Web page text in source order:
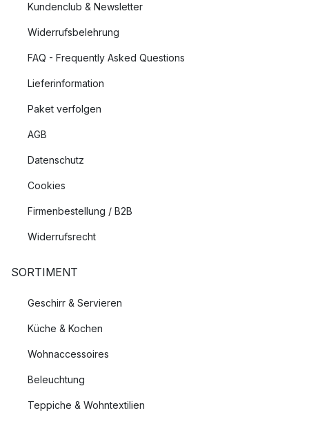
Kundenclub & Newsletter
Widerrufsbelehrung
FAQ - Frequently Asked Questions
Lieferinformation
Paket verfolgen
AGB
Datenschutz
Cookies
Firmenbestellung / B2B
Widerrufsrecht
SORTIMENT
Geschirr & Servieren
Küche & Kochen
Wohnaccessoires
Beleuchtung
Teppiche & Wohntextilien